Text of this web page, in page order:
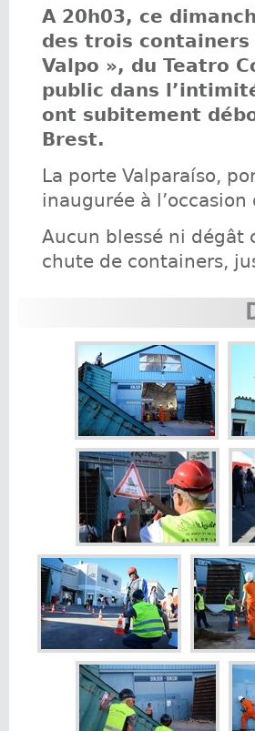
A 20h03, ce
des trois
Valpo », du Teatro
public dans
ont subitement
Brest.
La porte Valparaíso,
inaugurée à
Aucun blessé ni dégât
chute de containers,